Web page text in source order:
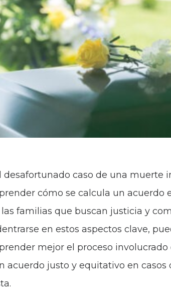
desafortunado caso de una muerte
cómo se calcula un acuerdo
las familias que buscan justicia y
en estos aspectos clave,
mejor el proceso involucrado
acuerdo justo y equitativo en casos